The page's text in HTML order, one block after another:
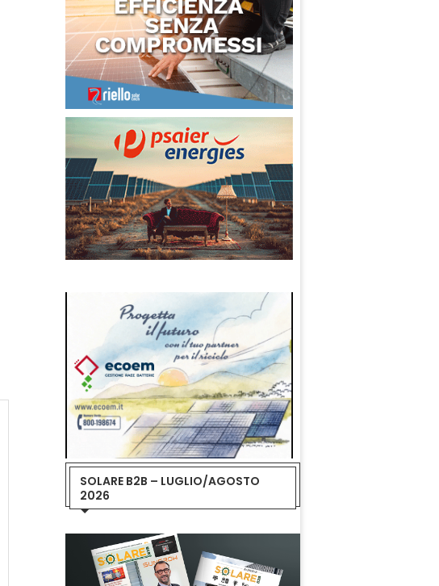
SOLARE B2B – LUGLIO/AGOSTO
2026